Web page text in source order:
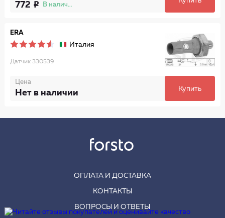
772 В наличии
ERA
Италия
Датчик 330539
Цена
Нет в наличии Купить
ОПЛАТА И ДОСТАВКА
КОНТАКТЫ
ВОПРОСЫ И ОТВЕТЫ